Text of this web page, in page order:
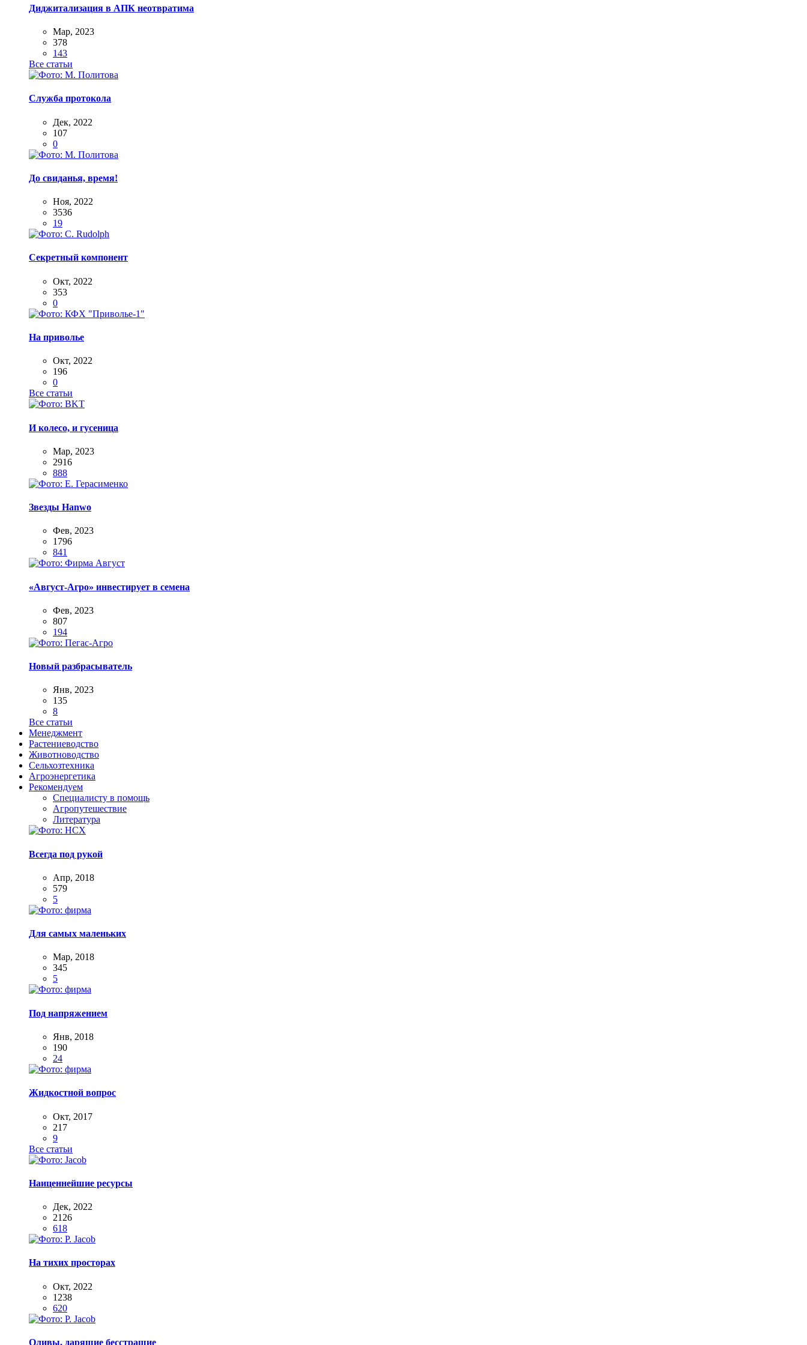
Диджитализация в АПК неотвратима
Мар, 2023
378
143
Все статьи
Служба протокола
Дек, 2022
107
0
До свиданья, время!
Ноя, 2022
3536
19
Секретный компонент
Окт, 2022
353
0
На приволье
Окт, 2022
196
0
Все статьи
И колесо, и гусеница
Мар, 2023
2916
888
Звезды Hanwo
Фев, 2023
1796
841
«Август-Агро» инвестирует в семена
Фев, 2023
807
194
Новый разбрасыватель
Янв, 2023
135
8
Все статьи
Менеджмент
Растениеводство
Животноводство
Сельхозтехника
Агроэнергетика
Рекомендуем
Специалисту в помощь
Агропутешествие
Литература
Всегда под рукой
Апр, 2018
579
5
Для самых маленьких
Мар, 2018
345
5
Под напряжением
Янв, 2018
190
24
Жидкостной вопрос
Окт, 2017
217
9
Все статьи
Наиценнейшие ресурсы
Дек, 2022
2126
618
На тихих просторах
Окт, 2022
1238
620
Оливы, дарящие бесстрашие